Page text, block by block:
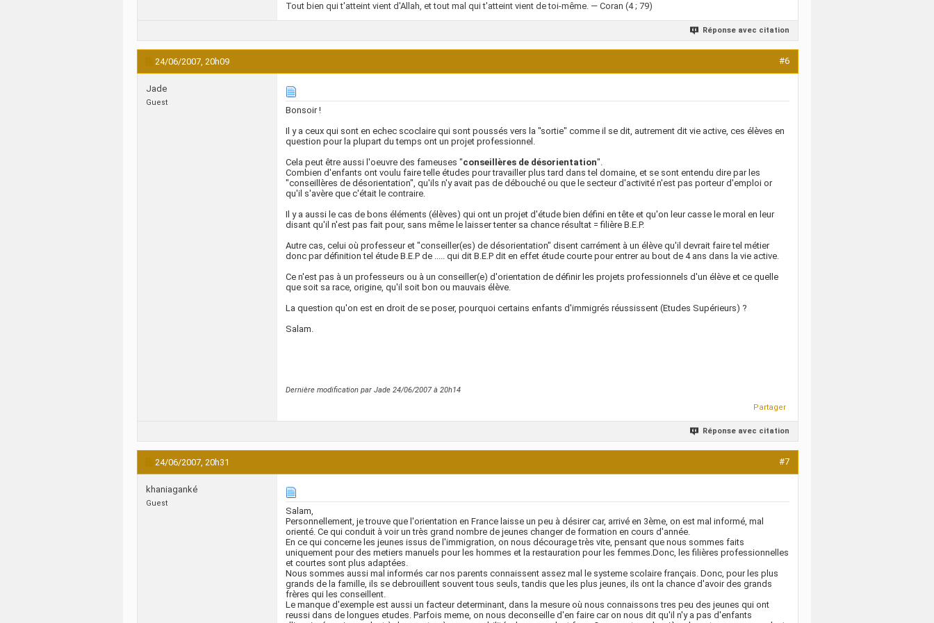
Tout bien qui t'atteint vient d'Allah, et tout mal qui t'atteint vient de toi-même. — Coran (4 ; 79)
Réponse avec citation
24/06/2007, 20h09 #6
Jade
Guest
Bonsoir !
Il y a ceux qui sont en echec scoclaire qui sont poussés vers la "sortie" comme il se dit, autrement dit vie active, ces élèves en
question pour la plupart du temps ont un projet professionnel.
Cela peut être aussi l'oeuvre des fameuses "conseillères de désorientation".
Combien d'enfants ont voulu faire telle études pour travailler plus tard dans tel domaine, et se sont entendu dire par les
"conseillères de désorientation", qu'ils n'y avait pas de débouché ou que le secteur d'activité n'est pas porteur d'emploi or
qu'il s'avère que c'était le contraire.
Il y a aussi le cas de bons éléments (élèves) qui ont un projet d'étude bien défini en tête et qu'on leur casse le moral en leur
disant qu'il n'est pas fait pour, sans même le laisser tenter sa chance résultat = filière B.E.P.
Autre cas, celui où professeur et "conseiller(es) de désorientation" disent carrément à un élève qu'il devrait faire tel métier
donc par définition tel étude B.E.P de ..... qui dit B.E.P dit en effet étude courte pour entrer au bout de 4 ans dans la vie active.
Ce n'est pas à un professeurs ou à un conseiller(e) d'orientation de définir les projets professionnels d'un élève et ce quelle
que soit sa race, origine, qu'il soit bon ou mauvais élève.
La question qu'on est en droit de se poser, pourquoi certains enfants d'immigrés réussissent (Etudes Supérieurs) ?
Salam.
Dernière modification par Jade 24/06/2007 à 20h14
Partager
Réponse avec citation
24/06/2007, 20h31 #7
khaniaganké
Guest
Salam,
Personnellement, je trouve que l'orientation en France laisse un peu à désirer car, arrivé en 3ème, on est mal informé, mal
orienté. Ce qui conduit à voir un très grand nombre de jeunes changer de formation en cours d'année.
En ce qui concerne les jeunes issus de l'immigration, on nous décourage très vite, pensant que nous sommes faits
uniquement pour des metiers manuels pour les hommes et la restauration pour les femmes.Donc, les filières professionnelles
et courtes sont plus adaptées.
Nous sommes aussi mal informés car nos parents connaissent assez mal le systeme scolaire français. Donc, pour les plus
grands de la famille, ils se debrouillent souvent tous seuls, tandis que les plus jeunes, ils ont la chance d'avoir des grands
frères qui les conseillent.
Le manque d'exemple est aussi un facteur determinant, dans la mesure où nous connaissons tres peu des jeunes qui ont
reussi dans de longues etudes. Parfois meme, on nous deconseille d'en faire car on nous dit qu'il n'y a pas d'enfants